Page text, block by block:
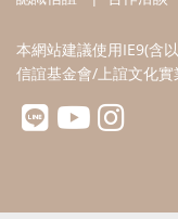
本網站建議使用IE9(含
信誼基金會/上誼文化